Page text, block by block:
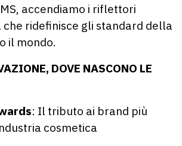
accendiamo i riflettori
ridefinisce gli standard della
il mondo.
DOVE NASCONO LE
: Il tributo ai brand più
cosmetica